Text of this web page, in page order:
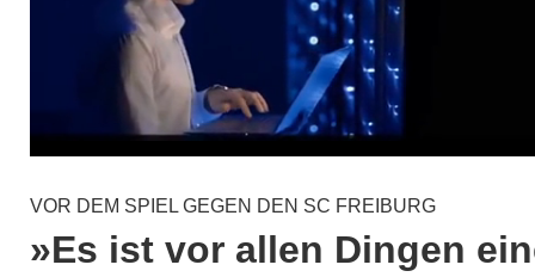
VOR DEM SPIEL GEGEN DEN SC FREIBURG
»Es ist vor allen Dingen